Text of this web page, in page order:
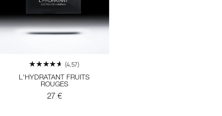
(4,57)
L'HYDRATANT FRUITS
ROUGES
Prix
27 €